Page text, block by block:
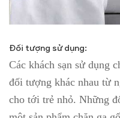
Đối tượng sử dụng:
Các khách sạn sử dụng
đối tượng khác nhau từ
cho tới trẻ nhỏ. Những